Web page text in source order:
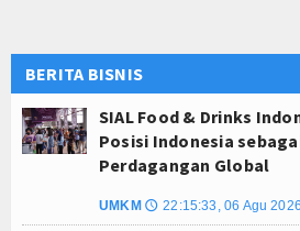
BERITA BISNIS
SIAL Food & Drinks
Posisi Indonesia
Perdagangan Global
UMKM 🕔 22:15:33, 06 Agu 2026